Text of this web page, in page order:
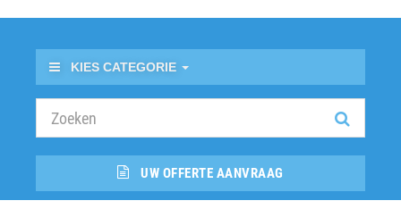
KIES CATEGORIE
UW OFFERTE AANVRAAG